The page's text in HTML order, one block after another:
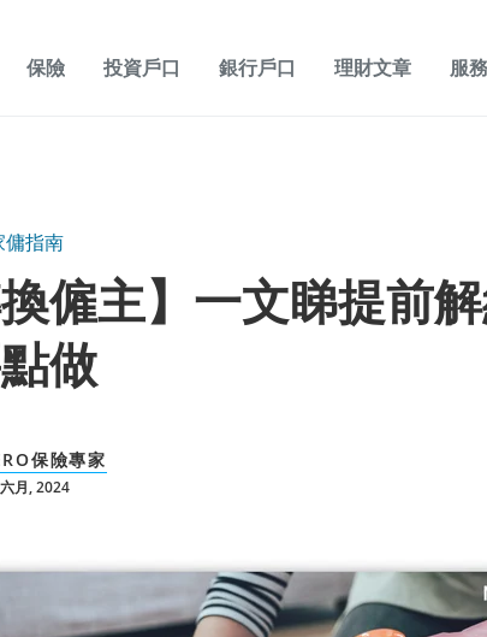
保險 投資戶口 銀行戶口 理財文章 服
傭指南
換僱主】一文睇提前
做
保險專家
月, 2024